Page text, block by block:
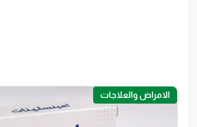
الامراض والعلاجات